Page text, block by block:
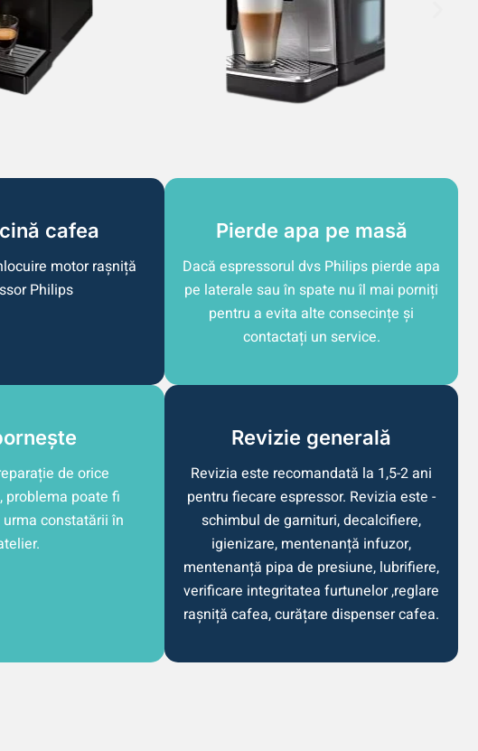
cafea
motor rașniță
Philips
Pierde apa pe masă
Dacă espressorul dvs Philips pierde apa
pe laterale sau în spate nu îl mai porniți
pentru a evita alte consecințe și
contactați un service.
de orice
problema poate fi
constatării în
Revizie generală
Revizia este recomandată la 1,5-2 ani
pentru fiecare espressor. Revizia este -
schimbul de garnituri, decalcifiere,
igienizare, mentenanță infuzor,
mentenanță pipa de presiune, lubrifiere,
verificare integritatea furtunelor ,reglare
rașniță cafea, curățare dispenser cafea.